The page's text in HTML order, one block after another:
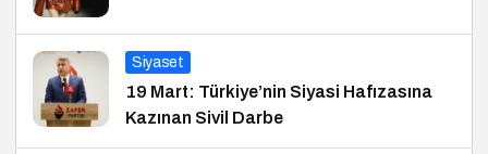
Siyaset
19 Mart: Türkiye’nin Siyasi Hafızasına
Kazınan Sivil Darbe